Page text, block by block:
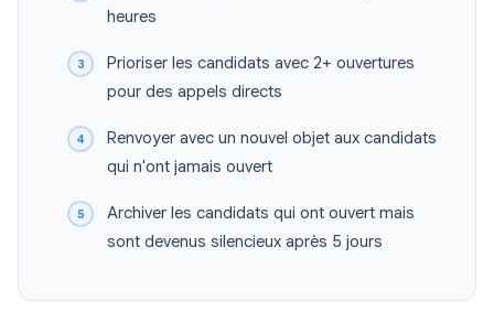
heures
Prioriser les candidats avec 2+ ouvertures
pour des appels directs
Renvoyer avec un nouvel objet aux candidats
qui n'ont jamais ouvert
Archiver les candidats qui ont ouvert mais
sont devenus silencieux après 5 jours